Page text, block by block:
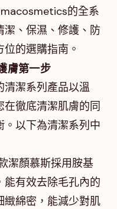
的全系
潔、保濕、修護、防
的選購指南。
膚第一步
清潔系列產品以溫
徹底清潔肌膚的同
以下為清潔系列中
潔顏慕斯採用胺基
有效去除毛孔內的
緻綿密，能減少對肌